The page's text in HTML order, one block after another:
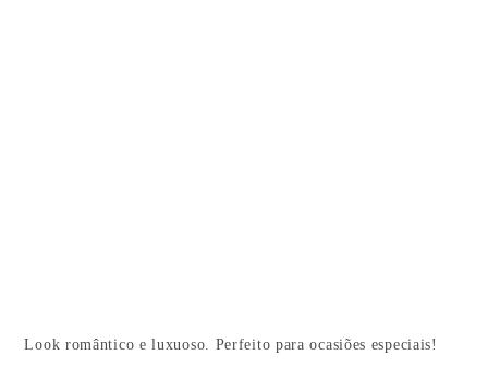
Look romântico e luxuoso. Perfeito para ocasiões especiais!